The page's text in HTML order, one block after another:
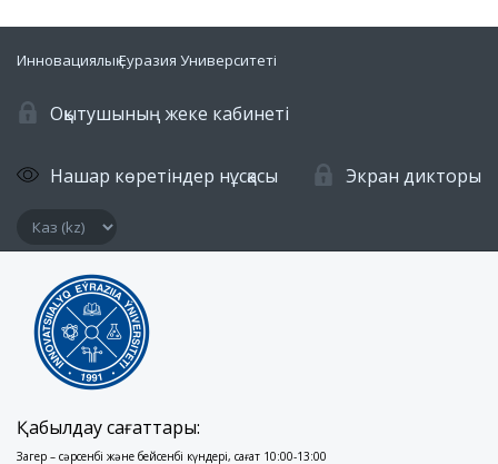
Инновациялық Еуразия Университеті
Оқытушының жеке кабинеті
Нашар көретіндер нұсқасы Экран дикторы
Қабылдау сағаттары:
Заңгер – сәрсенбі және бейсенбі күндері, сағат 10:00-13:00